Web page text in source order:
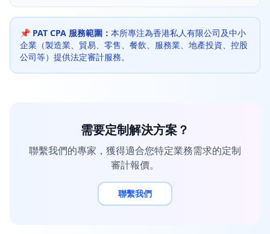
📌 PAT CPA 服務範圍： 本所專注為香港私人有限公司及中小
企業（製造業、貿易、零售、餐飲、服務業、地產投資、控股
公司等）提供法定審計服務。
需要定制解決方案？
聯繫我們的專家，獲得適合您特定業務需求的定制
審計報價。
聯繫我們